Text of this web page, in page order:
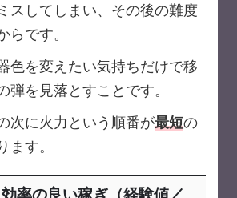
スしてしまい、その後の難度
らです。
色を変えたい気持ちだけで移
弾を見落とすことです。
次に火力という順番が最短の
ます。